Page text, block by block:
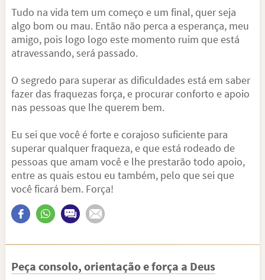
Tudo na vida tem um começo e um final, quer seja
algo bom ou mau. Então não perca a esperança, meu
amigo, pois logo logo este momento ruim que está
atravessando, será passado.
O segredo para superar as dificuldades está em saber
fazer das fraquezas força, e procurar conforto e apoio
nas pessoas que lhe querem bem.
Eu sei que você é forte e corajoso suficiente para
superar qualquer fraqueza, e que está rodeado de
pessoas que amam você e lhe prestarão todo apoio,
entre as quais estou eu também, pelo que sei que
você ficará bem. Força!
Peça consolo, orientação e força a Deus